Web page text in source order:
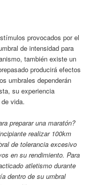
provocados por el
de intensidad para
también existe un
producirá efectos
umbrales dependerán
su experiencia
vida.
preparar una maratón?
realizar 100km
de tolerancia excesivo
en su rendimiento. Para
atletismo durante
dentro de su umbral